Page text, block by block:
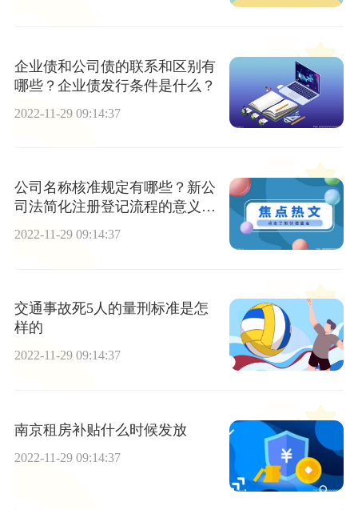
企业债和公司债的联系和区别有
哪些？企业债发行条件是什么？
2022-11-29 09:14:37
公司名称核准规定有哪些？新公
司法简化注册登记流程的意义是
什么？
2022-11-29 09:14:37
交通事故死5人的量刑标准是怎
样的
2022-11-29 09:14:37
南京租房补贴什么时候发放
2022-11-29 09:14:37